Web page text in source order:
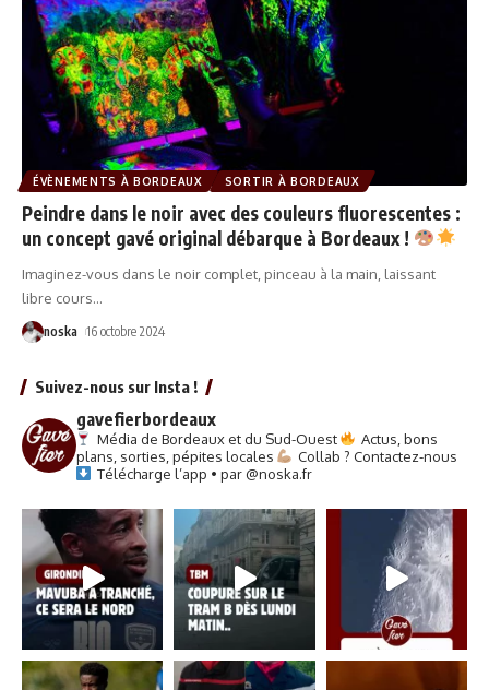
ÉVÈNEMENTS À BORDEAUX SORTIR À BORDEAUX
Peindre dans le noir avec des couleurs fluorescentes :
un concept gavé original débarque à Bordeaux !
Imaginez-vous dans le noir complet, pinceau à la main, laissant
libre cours…
noska 16 octobre 2024
Suivez-nous sur Insta !
gavefierbordeaux
Média de Bordeaux et du Sud-Ouest
Actus, bons
plans, sorties, pépites locales
Collab ? Contactez-nous
Télécharge l’app • par @noska.fr